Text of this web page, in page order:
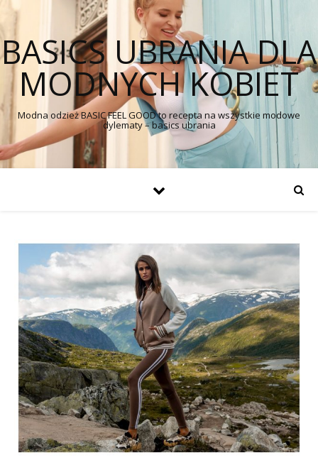
BASICS UBRANIA DLA
MODNYCH KOBIET
Modna odzież BASIC FEEL GOOD to recepta na wszystkie modowe
dylematy – basics ubrania